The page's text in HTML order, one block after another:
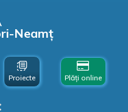
Neamț
Proiecte Plăți online